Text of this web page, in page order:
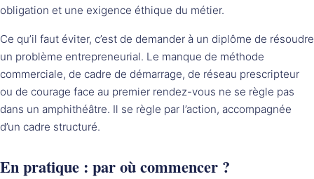
obligation et une exigence éthique du métier.
Ce qu’il faut éviter, c’est de demander à un diplôme de résoudre
un problème entrepreneurial. Le manque de méthode
commerciale, de cadre de démarrage, de réseau prescripteur
ou de courage face au premier rendez-vous ne se règle pas
dans un amphithéâtre. Il se règle par l’action, accompagnée
d’un cadre structuré.
En pratique : par où commencer ?